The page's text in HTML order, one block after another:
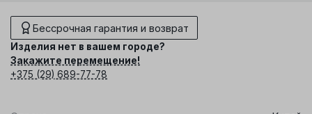
Бессрочная гарантия и возврат
Изделия нет в вашем городе?
Закажите перемещение!
+375 (29) 689-77-78